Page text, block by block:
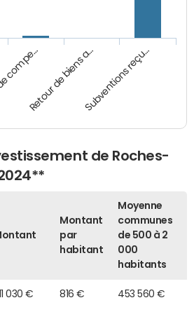
Retour de biens a…Subventions reçu…
de Roches-
Montant
par
habitant
Moyenne
communes
de 500 à 2
000
habitants
030 € 816 € 453 560 €